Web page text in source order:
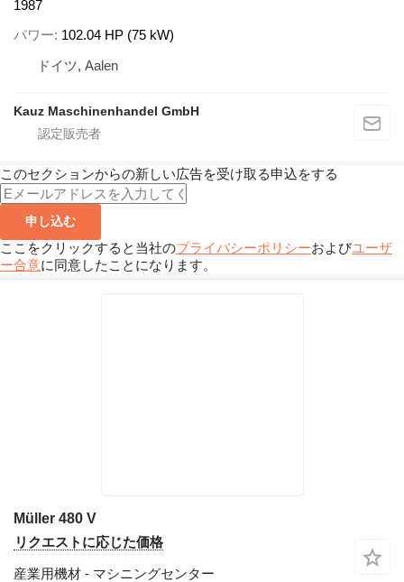
1987
パワー 102.04 HP (75 kW)
ドイツ, Aalen
Kauz Maschinenhandel GmbH
このセクションからの新しい広告を受け取る申込をする
申し込む
ここをクリックすると当社のプライバシーポリシーおよびユーザ
ー合意に同意したことになります。
Müller 480 V
リクエストに応じた価格
産業用機材 - マシニングセンター